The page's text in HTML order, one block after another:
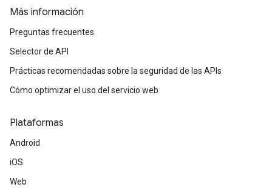
Más información
Preguntas frecuentes
Selector de API
Prácticas recomendadas sobre la seguridad de las APIs
Cómo optimizar el uso del servicio web
Plataformas
Android
iOS
Web